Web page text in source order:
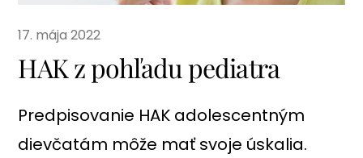
17. mája 2022
HAK z pohľadu pediatra
Predpisovanie HAK adolescentným
dievčatám môže mať svoje úskalia.